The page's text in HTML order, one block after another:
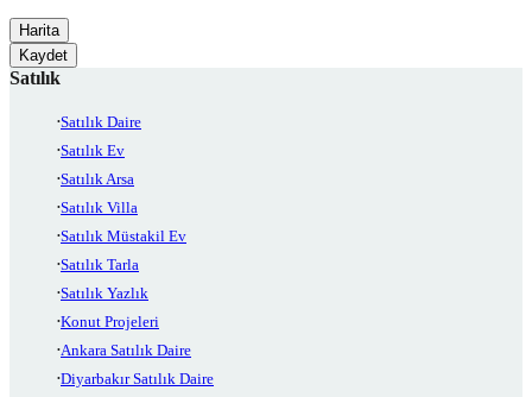
Harita
Kaydet
Satılık
Satılık Daire
Satılık Ev
Satılık Arsa
Satılık Villa
Satılık Müstakil Ev
Satılık Tarla
Satılık Yazlık
Konut Projeleri
Ankara Satılık Daire
Diyarbakır Satılık Daire